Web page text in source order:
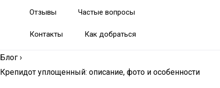
Отзывы Частые вопросы
Контакты Как добраться
Блог ›
Крепидот уплощенный: описание, фото и особенности